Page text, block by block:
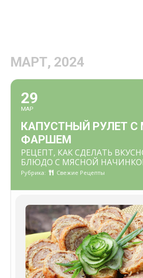
МАРТ, 2024
29
МАР
КАПУСТНЫЙ РУЛЕТ
ФАРШЕМ
РЕЦЕПТ, КАК СДЕЛАТЬ
БЛЮДО С МЯСНОЙ
Рубрика: Свежие Рецепты